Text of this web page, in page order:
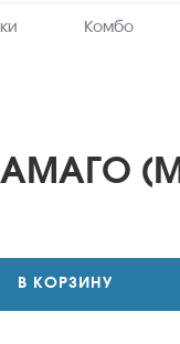
Комбо
В КОРЗИНУ